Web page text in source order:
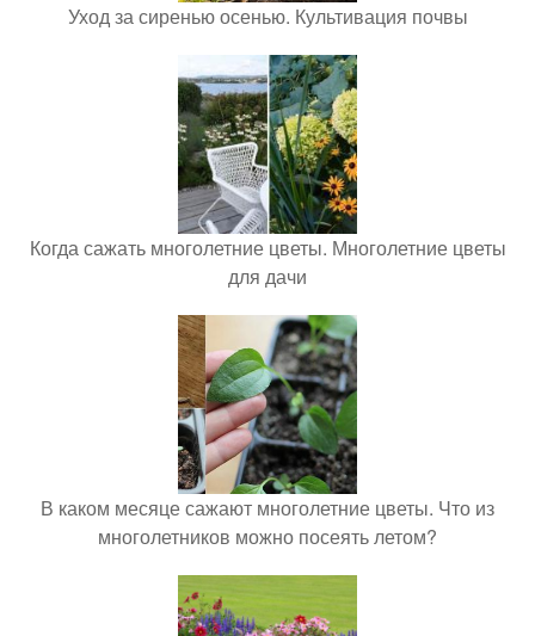
Уход за сиренью осенью. Культивация почвы
Когда сажать многолетние цветы. Многолетние цветы
для дачи
В каком месяце сажают многолетние цветы. Что из
многолетников можно посеять летом?